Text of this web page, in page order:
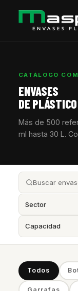
CATÁLOGO
ENVASES
DE PLÁSTICO
Más de 500
ml hasta 30 L.
Todos